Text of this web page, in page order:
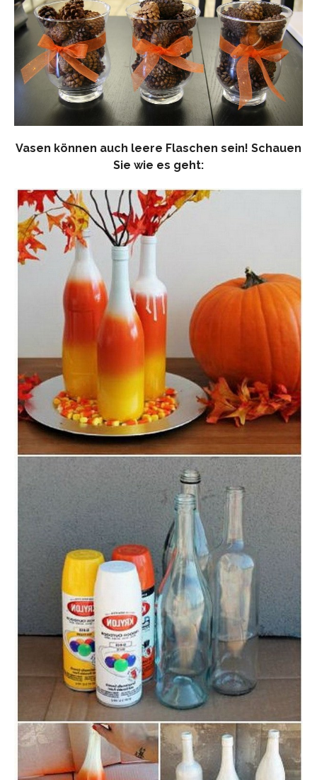
Vasen können auch leere Flaschen sein! Schauen
Sie wie es geht: